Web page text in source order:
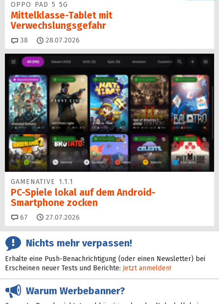
OPPO PAD 5 5G
Mittelklasse-Tablet mit
Verwechslungsgefahr
38 Kommentare
28.07.2026
GAMENATIVE 1.1.1
PC-Spiele lokal auf dem Android-
Smartphone zocken
67 Kommentare
27.07.2026
Nichts mehr verpassen!
Erhalte eine Push-Benachrichtigung (oder einen Newsletter) bei
Erscheinen neuer Tests und Berichte: Jetzt anmelden!
Warum Werbebanner?